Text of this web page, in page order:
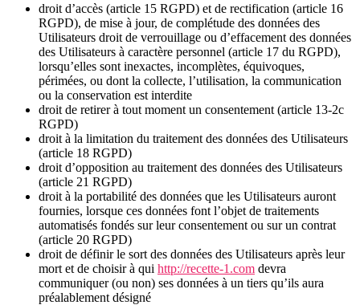
droit d’accès (article 15 RGPD) et de rectification (article 16
RGPD), de mise à jour, de complétude des données des
Utilisateurs droit de verrouillage ou d’effacement des données
des Utilisateurs à caractère personnel (article 17 du RGPD),
lorsqu’elles sont inexactes, incomplètes, équivoques,
périmées, ou dont la collecte, l’utilisation, la communication
ou la conservation est interdite
droit de retirer à tout moment un consentement (article 13-2c
RGPD)
droit à la limitation du traitement des données des Utilisateurs
(article 18 RGPD)
droit d’opposition au traitement des données des Utilisateurs
(article 21 RGPD)
droit à la portabilité des données que les Utilisateurs auront
fournies, lorsque ces données font l’objet de traitements
automatisés fondés sur leur consentement ou sur un contrat
(article 20 RGPD)
droit de définir le sort des données des Utilisateurs après leur
mort et de choisir à qui http://recette-1.com devra
communiquer (ou non) ses données à un tiers qu’ils aura
préalablement désigné